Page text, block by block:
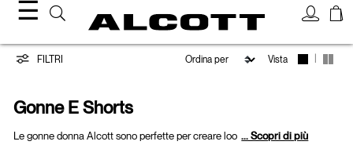
☰
Gonne
Shorts
FILTRI Vista
Gonne E Shorts
Le gonne donna Alcott sono perfette per creare loo ... Scopri di più